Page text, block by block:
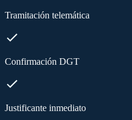
Tramitación telemática
Confirmación DGT
Justificante inmediato